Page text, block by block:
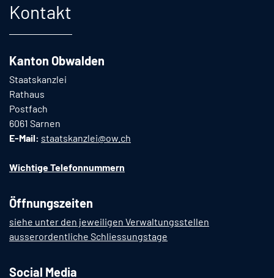
Kontakt
Kanton Obwalden
Staatskanzlei
Rathaus
Postfach
6061 Sarnen
E-Mail: staatskanzlei@ow.ch
Wichtige Telefonnummern
Öffnungszeiten
siehe unter den jeweiligen Verwaltungsstellen
ausserordentliche Schliessungstage
Social Media